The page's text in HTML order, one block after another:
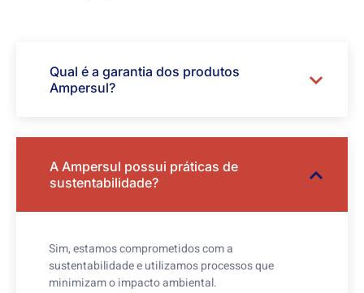
Qual é a garantia dos produtos
Ampersul?
A Ampersul possui práticas de
sustentabilidade?
Sim, estamos comprometidos com a
sustentabilidade e utilizamos processos que
minimizam o impacto ambiental.